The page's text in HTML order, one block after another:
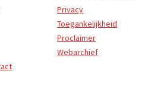
Privacy
Toegankelijkheid
Proclaimer
Webarchief